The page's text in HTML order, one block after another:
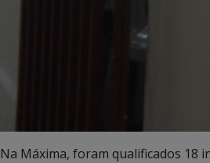
Na Máxima, foram qualificados 18